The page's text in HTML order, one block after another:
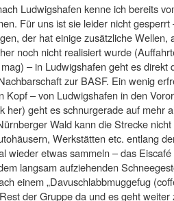
Ludwigshafen kenne ich bereits
Für uns ist sie leider nicht
der hat einige zusätzliche
noch nicht realisiert wurde
– in Ludwigshafen geht es direkt
zur BASF. Ein wenig
Kopf – von Ludwigshafen in den
her) geht es schnurgerade auf mehr
Wald kann die Strecke
Werkstätten etc. entlang
wieder etwas sammeln – das
langsam aufziehenden
einem „Davuschlabbmuggefug
der Gruppe da und es geht